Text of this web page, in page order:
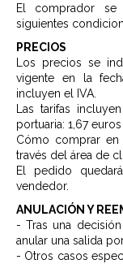
El comprador
siguientes
PRECIOS
Los precios se
vigente en la
incluyen el IVA.
Las tarifas
portuaria: 1,67
Cómo comprar en
través del área de
El pedido
vendedor.
ANULACIÓN Y
- Tras una
anular una salida
- Otros casos